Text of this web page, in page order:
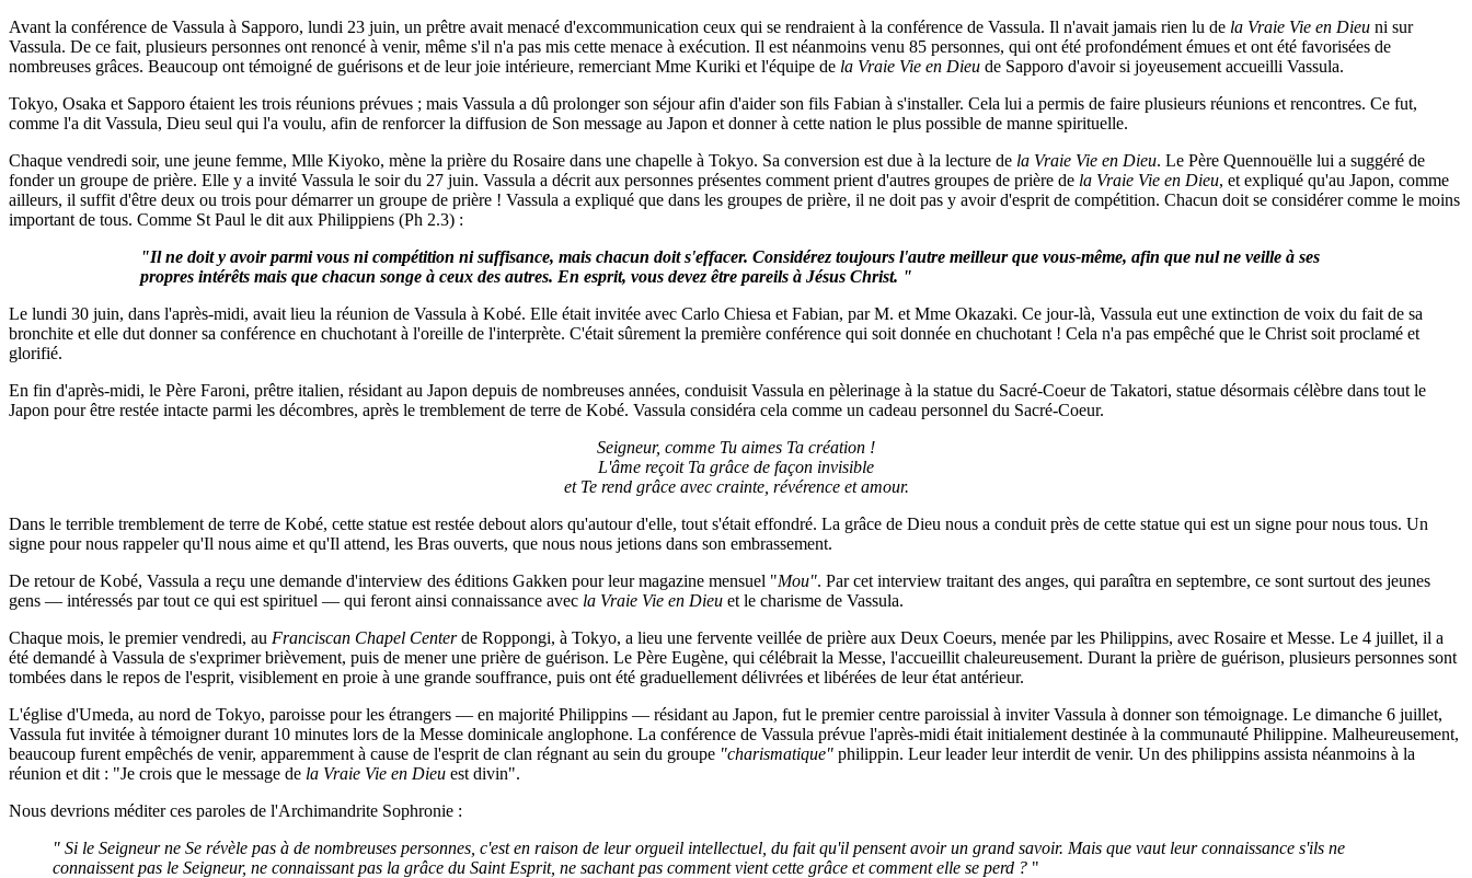
Avant la conférence de Vassula à Sapporo, lundi 23 juin, un prêtre avait menacé d'excommunication ceux qui se rendraient à la conférence de Vassula. Il n'avait jamais rien lu de la Vraie Vie en Dieu ni sur
Vassula. De ce fait, plusieurs personnes ont renoncé à venir, même s'il n'a pas mis cette menace à exécution. Il est néanmoins venu 85 personnes, qui ont été profondément émues et ont été favorisées de
nombreuses grâces. Beaucoup ont témoigné de guérisons et de leur joie intérieure, remerciant Mme Kuriki et l'équipe de la Vraie Vie en Dieu de Sapporo d'avoir si joyeusement accueilli Vassula.
Tokyo, Osaka et Sapporo étaient les trois réunions prévues ; mais Vassula a dû prolonger son séjour afin d'aider son fils Fabian à s'installer. Cela lui a permis de faire plusieurs réunions et rencontres. Ce fut,
comme l'a dit Vassula, Dieu seul qui l'a voulu, afin de renforcer la diffusion de Son message au Japon et donner à cette nation le plus possible de manne spirituelle.
Chaque vendredi soir, une jeune femme, Mlle Kiyoko, mène la prière du Rosaire dans une chapelle à Tokyo. Sa conversion est due à la lecture de la Vraie Vie en Dieu. Le Père Quennouëlle lui a suggéré de
fonder un groupe de prière. Elle y a invité Vassula le soir du 27 juin. Vassula a décrit aux personnes présentes comment prient d'autres groupes de prière de la Vraie Vie en Dieu, et expliqué qu'au Japon, comme
ailleurs, il suffit d'être deux ou trois pour démarrer un groupe de prière ! Vassula a expliqué que dans les groupes de prière, il ne doit pas y avoir d'esprit de compétition. Chacun doit se considérer comme le moins
important de tous. Comme St Paul le dit aux Philippiens (Ph 2.3) :
"Il ne doit y avoir parmi vous ni compétition ni suffisance, mais chacun doit s'effacer. Considérez toujours l'autre meilleur que vous-même, afin que nul ne veille à ses
propres intérêts mais que chacun songe à ceux des autres. En esprit, vous devez être pareils à Jésus Christ. "
Le lundi 30 juin, dans l'après-midi, avait lieu la réunion de Vassula à Kobé. Elle était invitée avec Carlo Chiesa et Fabian, par M. et Mme Okazaki. Ce jour-là, Vassula eut une extinction de voix du fait de sa
bronchite et elle dut donner sa conférence en chuchotant à l'oreille de l'interprète. C'était sûrement la première conférence qui soit donnée en chuchotant ! Cela n'a pas empêché que le Christ soit proclamé et
glorifié.
En fin d'après-midi, le Père Faroni, prêtre italien, résidant au Japon depuis de nombreuses années, conduisit Vassula en pèlerinage à la statue du Sacré-Coeur de Takatori, statue désormais célèbre dans tout le
Japon pour être restée intacte parmi les décombres, après le tremblement de terre de Kobé. Vassula considéra cela comme un cadeau personnel du Sacré-Coeur.
Seigneur, comme Tu aimes Ta création !
L'âme reçoit Ta grâce de façon invisible
et Te rend grâce avec crainte, révérence et amour.
Dans le terrible tremblement de terre de Kobé, cette statue est restée debout alors qu'autour d'elle, tout s'était effondré. La grâce de Dieu nous a conduit près de cette statue qui est un signe pour nous tous. Un
signe pour nous rappeler qu'Il nous aime et qu'Il attend, les Bras ouverts, que nous nous jetions dans son embrassement.
De retour de Kobé, Vassula a reçu une demande d'interview des éditions Gakken pour leur magazine mensuel "Mou". Par cet interview traitant des anges, qui paraîtra en septembre, ce sont surtout des jeunes
gens — intéressés par tout ce qui est spirituel — qui feront ainsi connaissance avec la Vraie Vie en Dieu et le charisme de Vassula.
Chaque mois, le premier vendredi, au Franciscan Chapel Centerde Roppongi, à Tokyo, a lieu une fervente veillée de prière aux Deux Coeurs, menée par les Philippins, avec Rosaire et Messe. Le 4 juillet, il a
été demandé à Vassula de s'exprimer brièvement, puis de mener une prière de guérison. Le Père Eugène, qui célébrait la Messe, l'accueillit chaleureusement. Durant la prière de guérison, plusieurs personnes sont
tombées dans le repos de l'esprit, visiblement en proie à une grande souffrance, puis ont été graduellement délivrées et libérées de leur état antérieur.
L'église d'Umeda, au nord de Tokyo, paroisse pour les étrangers — en majorité Philippins — résidant au Japon, fut le premier centre paroissial à inviter Vassula à donner son témoignage. Le dimanche 6 juillet,
Vassula fut invitée à témoigner durant 10 minutes lors de la Messe dominicale anglophone. La conférence de Vassula prévue l'après-midi était initialement destinée à la communauté Philippine. Malheureusement,
beaucoup furent empêchés de venir, apparemment à cause de l'esprit de clan régnant au sein du groupe "charismatique" philippin. Leur leader leur interdit de venir. Un des philippins assista néanmoins à la
réunion et dit : "Je crois que le message de la Vraie Vie en Dieu est divin".
Nous devrions méditer ces paroles de l'Archimandrite Sophronie :
" Si le Seigneur ne Se révèle pas à de nombreuses personnes, c'est en raison de leur orgueil intellectuel, du fait qu'il pensent avoir un grand savoir. Mais que vaut leur connaissance s'ils ne
connaissent pas le Seigneur, ne connaissant pas la grâce du Saint Esprit, ne sachant pas comment vient cette grâce et comment elle se perd ? "